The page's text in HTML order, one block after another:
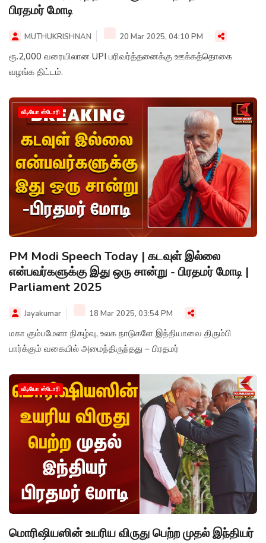
பிரதமர் மோடி
MUTHUKRISHNAN 20 Mar 2025, 04:10 PM
ரூ.2,000 வரையிலான UPI பரிவர்த்தனைக்கு ஊக்கத்தொகை
வழங்க திட்டம்.
வீடியோ ஸ்டோரி
PM Modi Speech Today | கடவுள் இல்லை
என்பவர்களுக்கு இது ஒரு சான்று - பிரதமர் மோடி |
Parliament 2025
Jayakumar 18 Mar 2025, 03:54 PM
மகா கும்பமேளா நிகழ்வு, உலக நாடுகளே இந்தியாவை திரும்பி
பார்க்கும் வகையில் அமைந்திருந்தது – பிரதமர்
வீடியோ ஸ்டோரி
மொரிஷியஸின் உயரிய விருது பெற்ற முதல் இந்தியர்